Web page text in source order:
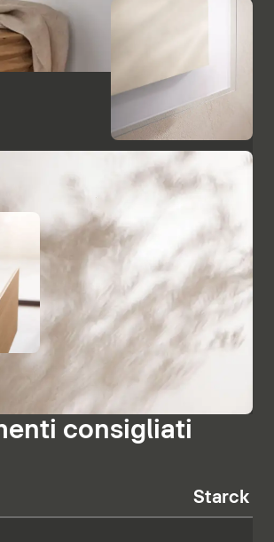
consigliati
Starck T